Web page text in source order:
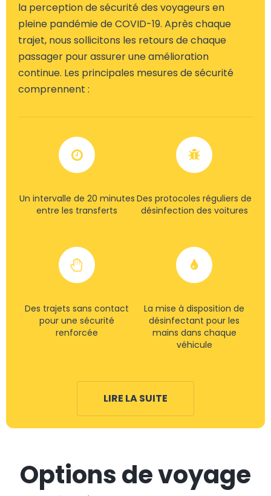
la perception de sécurité des voyageurs en
pleine pandémie de COVID-19. Après chaque
trajet, nous sollicitons les retours de chaque
passager pour assurer une amélioration
continue. Les principales mesures de sécurité
comprennent :
Un intervalle de 20 minutes
entre les transferts
Des protocoles réguliers de
désinfection des voitures
Des trajets sans contact
pour une sécurité
renforcée
La mise à disposition de
désinfectant pour les
mains dans chaque
véhicule
LIRE LA SUITE
Options de voyage